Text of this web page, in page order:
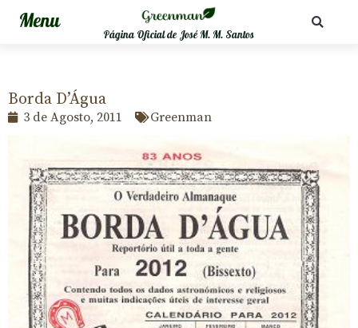
Página Oficial de José M. M. Santos
Borda D’Água
3 de Agosto, 2011 Greenman